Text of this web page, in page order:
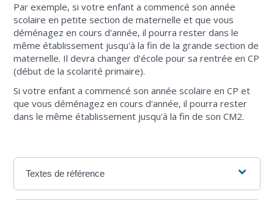
Par exemple, si votre enfant a commencé son année
scolaire en petite section de maternelle et que vous
déménagez en cours d'année, il pourra rester dans le
même établissement jusqu'à la fin de la grande section de
maternelle. Il devra changer d'école pour sa rentrée en CP
(début de la scolarité primaire).
Si votre enfant a commencé son année scolaire en CP et
que vous déménagez en cours d'année, il pourra rester
dans le même établissement jusqu'à la fin de son CM2.
Textes de référence